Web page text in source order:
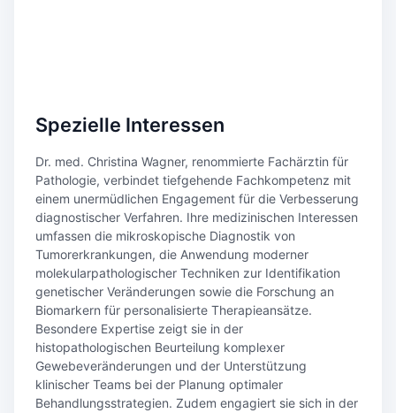
Spezielle Interessen
Dr. med. Christina Wagner, renommierte Fachärztin für
Pathologie, verbindet tiefgehende Fachkompetenz mit
einem unermüdlichen Engagement für die Verbesserung
diagnostischer Verfahren. Ihre medizinischen Interessen
umfassen die mikroskopische Diagnostik von
Tumorerkrankungen, die Anwendung moderner
molekularpathologischer Techniken zur Identifikation
genetischer Veränderungen sowie die Forschung an
Biomarkern für personalisierte Therapieansätze.
Besondere Expertise zeigt sie in der
histopathologischen Beurteilung komplexer
Gewebeveränderungen und der Unterstützung
klinischer Teams bei der Planung optimaler
Behandlungsstrategien. Zudem engagiert sie sich in der